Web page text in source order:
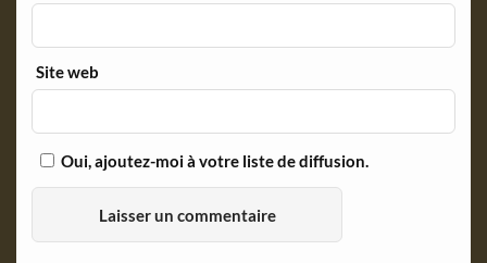
Site web
Oui, ajoutez-moi à votre liste de diffusion.